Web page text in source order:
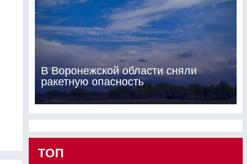
В Воронежской области сняли
ракетную опасность
ТОП